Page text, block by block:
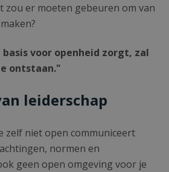
zou er moeten gebeuren om van
voor openheid zorgt, zal
ontstaan."
leiderschap
zelf niet open communiceert
normen en
geen open omgeving voor je